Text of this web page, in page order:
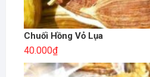
Chuối Hồng Vỏ Lụa
40.000₫